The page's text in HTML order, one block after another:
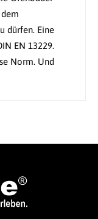
dürfen. Eine
EN 13229.
Norm. Und